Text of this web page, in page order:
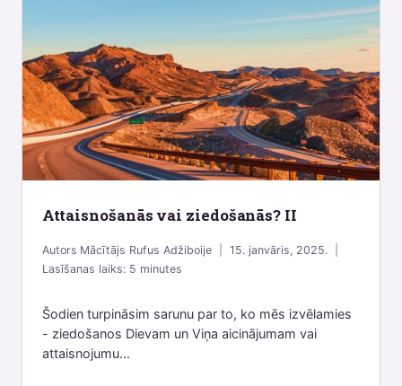
Attaisnošanās vai ziedošanās? II
Autors Mācītājs Rufus Adžiboije
15. janvāris, 2025.
Lasīšanas laiks:5 minutes
Šodien turpināsim sarunu par to, ko mēs izvēlamies
- ziedošanos Dievam un Viņa aicinājumam vai
attaisnojumu...